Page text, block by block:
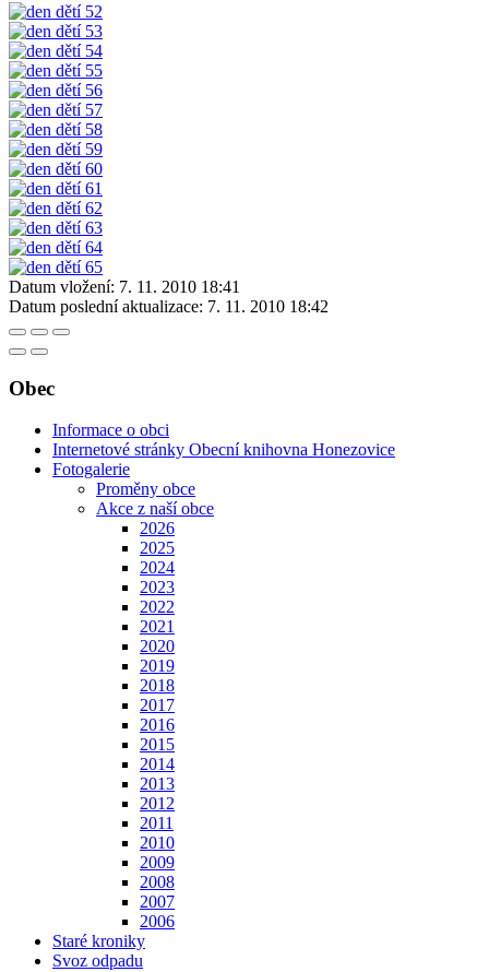
Datum vložení: 7. 11. 2010 18:41
Datum poslední aktualizace: 7. 11. 2010 18:42
Obec
Informace o obci
Internetové stránky Obecní knihovna Honezovice
Fotogalerie
Proměny obce
Akce z naší obce
2026
2025
2024
2023
2022
2021
2020
2019
2018
2017
2016
2015
2014
2013
2012
2011
2010
2009
2008
2007
2006
Staré kroniky
Svoz odpadu